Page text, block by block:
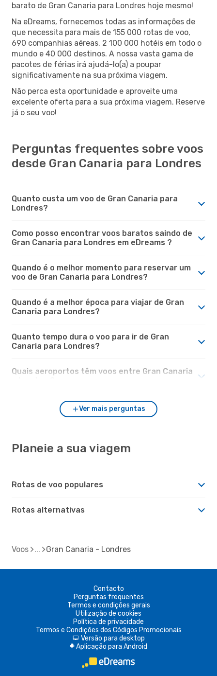
barato de Gran Canaria para Londres hoje mesmo!
Na eDreams, fornecemos todas as informações de
que necessita para mais de 155 000 rotas de voo,
690 companhias aéreas, 2 100 000 hotéis em todo o
mundo e 40 000 destinos. A nossa vasta gama de
pacotes de férias irá ajudá-lo(a) a poupar
significativamente na sua próxima viagem.
Não perca esta oportunidade e aproveite uma
excelente oferta para a sua próxima viagem. Reserve
já o seu voo!
Perguntas frequentes sobre voos
desde Gran Canaria para Londres
Quanto custa um voo de Gran Canaria para
Londres?
Como posso encontrar voos baratos saindo de
Gran Canaria para Londres em eDreams ?
Quando é o melhor momento para reservar um
voo de Gran Canaria para Londres?
Quando é a melhor época para viajar de Gran
Canaria para Londres?
Quanto tempo dura o voo para ir de Gran
Canaria para Londres?
Quais aeroportos têm voos entre Gran Canaria
Ver mais perguntas
Planeie a sua viagem
Rotas de voo populares
Rotas alternativas
Voos Gran Canaria - Londres
Contacto
Perguntas frequentes
Termos e condições gerais
Utilização de cookies
Política de privacidade
Termos e Condições dos Códigos Promocionais
d Versão para desktop
A Aplicação para Android